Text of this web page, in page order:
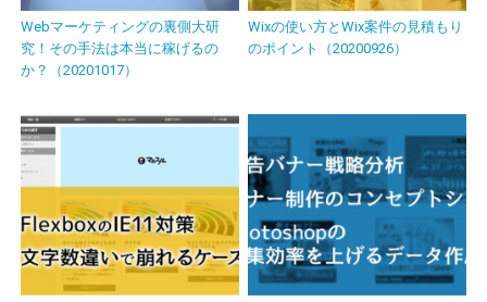
Webマーケティングの裏側大研
究！その手法は本当に稼げるの
か？（20201017）
Wixの使い方とWix案件の見積もり
のポイント（20200926）